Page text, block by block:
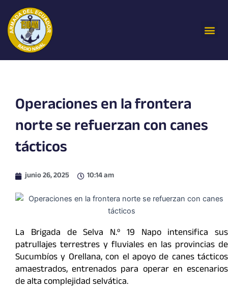
contenido
Operaciones en la frontera
norte se refuerzan con canes
tácticos
junio 26, 2025 10:14 am
La Brigada de Selva N.º 19 Napo intensifica sus
patrullajes terrestres y fluviales en las provincias de
Sucumbíos y Orellana, con el apoyo de canes tácticos
amaestrados, entrenados para operar en escenarios
de alta complejidad selvática.